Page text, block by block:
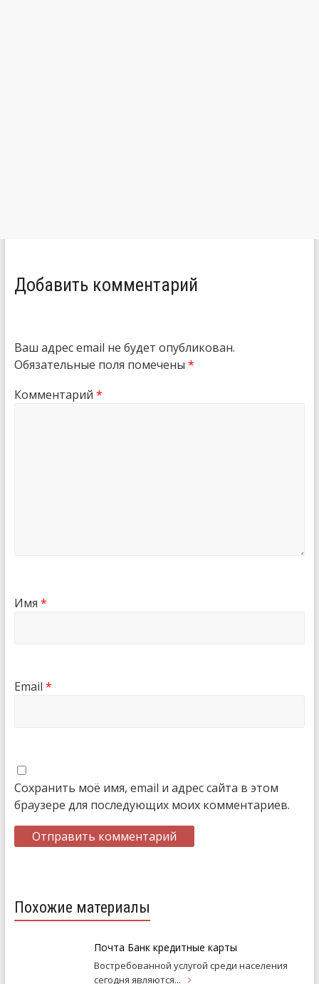
Добавить комментарий
Ваш адрес email не будет опубликован.
Обязательные поля помечены *
Комментарий *
Имя *
Email *
Сохранить моё имя, email и адрес сайта в этом
браузере для последующих моих комментариев.
Похожие материалы
Почта Банк кредитные карты
Востребованной услугой среди населения
сегодня являются...